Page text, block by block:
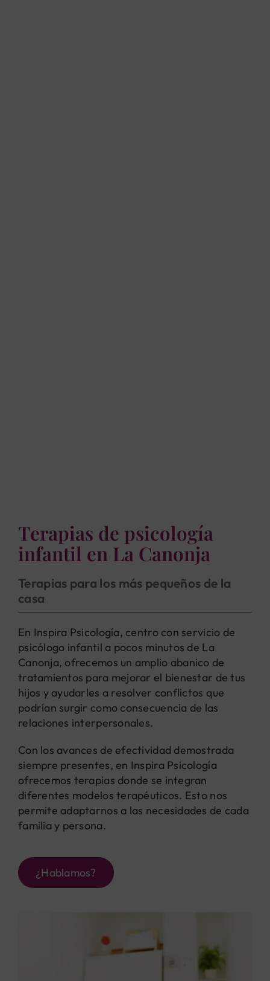
Terapias de psicología
infantil en La Canonja
Terapias para los más pequeños de la
casa
En Inspira Psicología, centro con servicio de
psicólogo infantil a pocos minutos de La
Canonja, ofrecemos un amplio abanico de
tratamientos para mejorar el bienestar de tus
hijos y ayudarles a resolver conflictos que
podrían surgir como consecuencia de las
relaciones interpersonales.
Con los avances de efectividad demostrada
siempre presentes, en Inspira Psicología
ofrecemos terapias donde se integran
diferentes modelos terapéuticos. Esto nos
permite adaptarnos a las necesidades de cada
familia y persona.
¿Hablamos?